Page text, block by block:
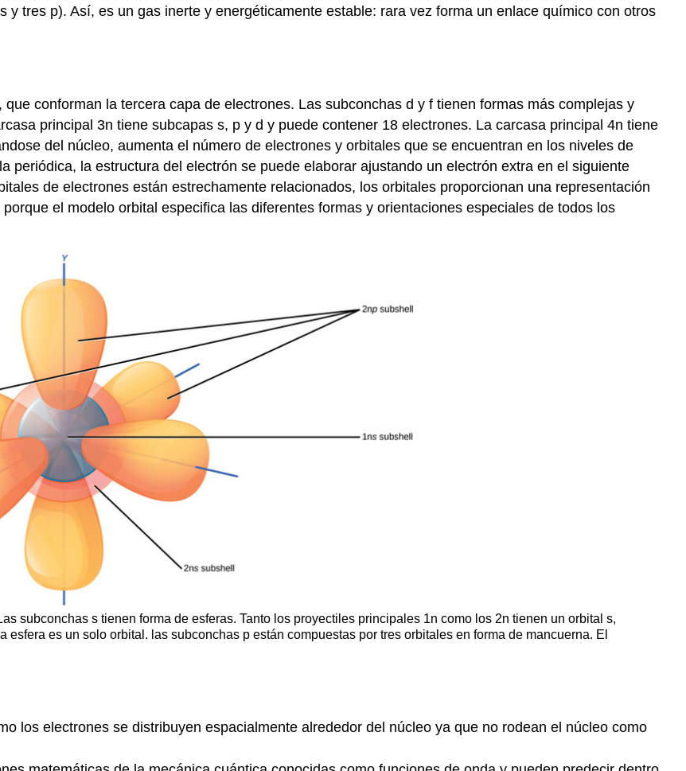
y tres p). Así, es un gas inerte y energéticamente estable: rara vez forma un enlace químico con otros
conforman la tercera capa de electrones. Las subconchas d y f tienen formas más complejas y
principal 3n tiene subcapas s, p y d y puede contener 18 electrones. La carcasa principal 4n tiene
del núcleo, aumenta el número de electrones y orbitales que se encuentran en los niveles de
periódica, la estructura del electrón se puede elaborar ajustando un electrón extra en el siguiente
de electrones están estrechamente relacionados, los orbitales proporcionan una representación
el modelo orbital especifica las diferentes formas y orientaciones especiales de todos los
subconchas s tienen forma de esferas. Tanto los proyectiles principales 1n como los 2n tienen un orbital s,
es un solo orbital. las subconchas p están compuestas por tres orbitales en forma de mancuerna. El
los electrones se distribuyen espacialmente alrededor del núcleo ya que no rodean el núcleo como